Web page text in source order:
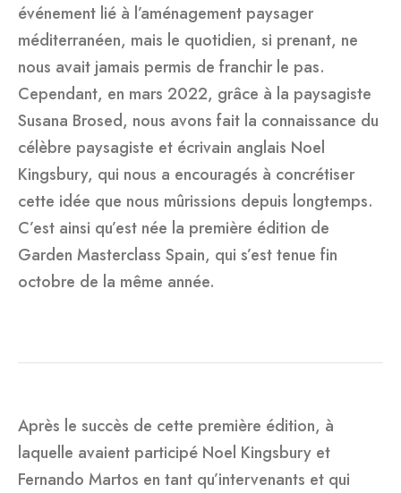
événement lié à l’aménagement paysager
méditerranéen, mais le quotidien, si prenant, ne
nous avait jamais permis de franchir le pas.
Cependant, en mars 2022, grâce à la paysagiste
Susana Brosed, nous avons fait la connaissance du
célèbre paysagiste et écrivain anglais Noel
Kingsbury, qui nous a encouragés à concrétiser
cette idée que nous mûrissions depuis longtemps.
C’est ainsi qu’est née la première édition de
Garden Masterclass Spain, qui s’est tenue fin
octobre de la même année.
Après le succès de cette première édition, à
laquelle avaient participé Noel Kingsbury et
Fernando Martos en tant qu’intervenants et qui